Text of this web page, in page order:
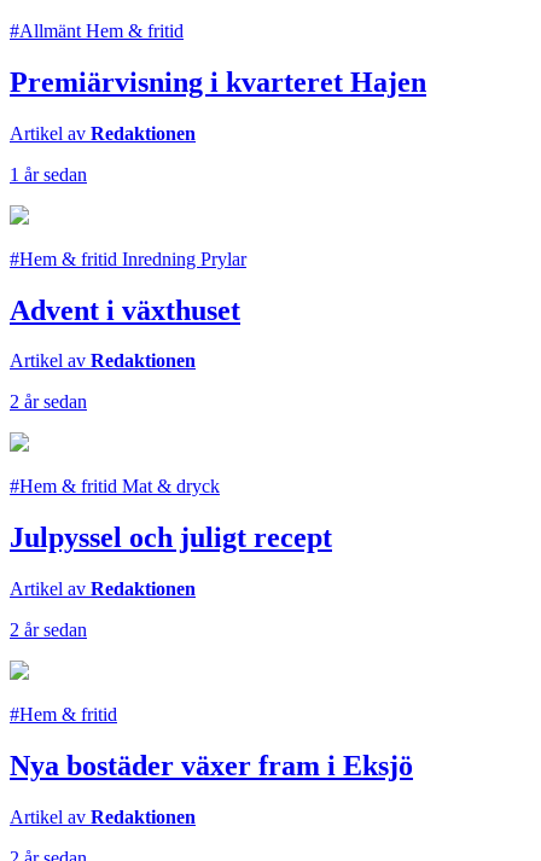
#Allmänt Hem & fritid
Premiärvisning i kvarteret Hajen
Artikel av Redaktionen
1 år sedan
#Hem & fritid Inredning Prylar
Advent i växthuset
Artikel av Redaktionen
2 år sedan
#Hem & fritid Mat & dryck
Julpyssel och juligt recept
Artikel av Redaktionen
2 år sedan
#Hem & fritid
Nya bostäder växer fram i Eksjö
Artikel av Redaktionen